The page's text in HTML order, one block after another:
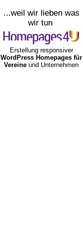
...weil wir lieben was
wir tun
Erstellung responsiver
WordPress Homepages für
Vereine und Unternehmen